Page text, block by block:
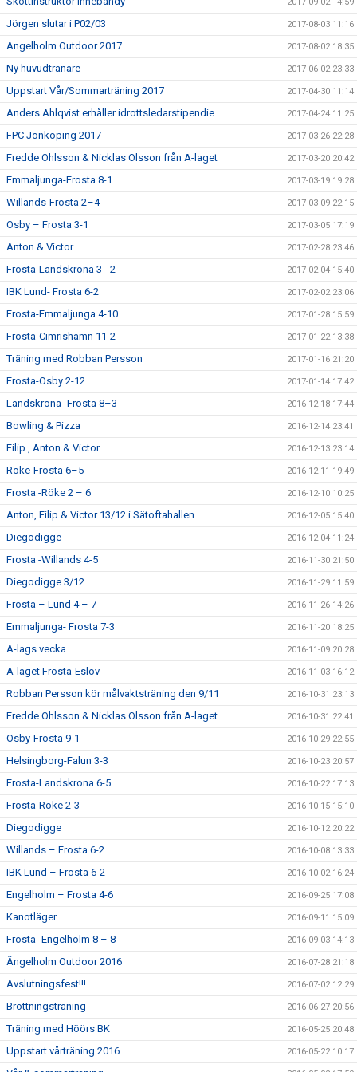
Jörgen slutar i P02/03 2017-08-03 11:16
Ängelholm Outdoor 2017 2017-08-02 18:35
Ny huvudtränare 2017-06-02 23:33
Uppstart Vår/Sommarträning 2017 2017-04-30 11:14
Anders Ahlqvist erhåller idrottsledarstipendie. 2017-04-24 11:25
FPC Jönköping 2017 2017-03-26 22:28
Fredde Ohlsson & Nicklas Olsson från A-laget 2017-03-20 20:42
Emmaljunga-Frosta 8-1 2017-03-19 19:28
Willands-Frosta 2–4 2017-03-09 22:15
Osby – Frosta 3-1 2017-03-05 17:19
Anton & Victor 2017-02-28 23:46
Frosta-Landskrona 3 - 2 2017-02-04 15:40
IBK Lund- Frosta 6-2 2017-02-02 23:06
Frosta-Emmaljunga 4-10 2017-01-28 15:59
Frosta-Cimrishamn 11-2 2017-01-22 13:38
Träning med Robban Persson 2017-01-16 21:20
Frosta-Osby 2-12 2017-01-14 17:42
Landskrona -Frosta 8–3 2016-12-18 17:44
Bowling & Pizza 2016-12-14 23:41
Filip , Anton & Victor 2016-12-13 23:14
Röke-Frosta 6–5 2016-12-11 19:49
Frosta -Röke 2 – 6 2016-12-10 10:25
Anton, Filip & Victor 13/12 i Sätoftahallen. 2016-12-05 15:40
Diegodigge 2016-12-04 11:24
Frosta -Willands 4-5 2016-11-30 21:50
Diegodigge 3/12 2016-11-29 11:59
Frosta – Lund 4 – 7 2016-11-26 14:26
Emmaljunga- Frosta 7-3 2016-11-20 18:25
A-lags vecka 2016-11-09 20:28
A-laget Frosta-Eslöv 2016-11-03 16:12
Robban Persson kör målvaktsträning den 9/11 2016-10-31 23:13
Fredde Ohlsson & Nicklas Olsson från A-laget 2016-10-31 22:41
Osby-Frosta 9-1 2016-10-29 22:55
Helsingborg-Falun 3-3 2016-10-23 20:57
Frosta-Landskrona 6-5 2016-10-22 17:13
Frosta-Röke 2-3 2016-10-15 15:10
Diegodigge 2016-10-12 20:22
Willands – Frosta 6-2 2016-10-08 13:33
IBK Lund – Frosta 6-2 2016-10-02 16:24
Engelholm – Frosta 4-6 2016-09-25 17:08
Kanotläger 2016-09-11 15:09
Frosta- Engelholm 8 – 8 2016-09-03 14:13
Ängelholm Outdoor 2016 2016-07-28 21:18
Avslutningsfest!!! 2016-07-02 12:29
Brottningsträning 2016-06-27 20:56
Träning med Höörs BK 2016-05-25 20:48
Uppstart vårträning 2016 2016-05-22 10:17